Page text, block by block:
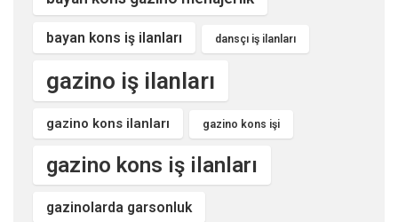
bayan kons iş ilanları dansçı iş ilanları
gazino iş ilanları
gazino kons ilanları gazino kons işi
gazino kons iş ilanları
gazinolarda garsonluk